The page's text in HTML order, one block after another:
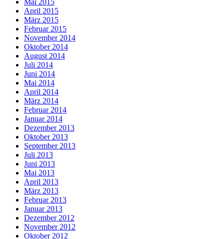
April 2015
März 2015
Februar 2015
November 2014
Oktober 2014
August 2014
Juli 2014
Juni 2014
Mai 2014
April 2014
März 2014
Februar 2014
Januar 2014
Dezember 2013
Oktober 2013
September 2013
Juli 2013
Juni 2013
Mai 2013
April 2013
März 2013
Februar 2013
Januar 2013
Dezember 2012
November 2012
Oktober 2012